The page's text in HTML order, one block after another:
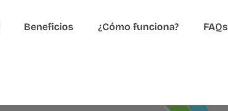
Beneficios ¿Cómo funciona? FAQs